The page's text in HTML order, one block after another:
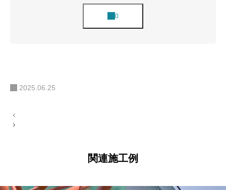
2025.06.25
投
稿
関連施工例